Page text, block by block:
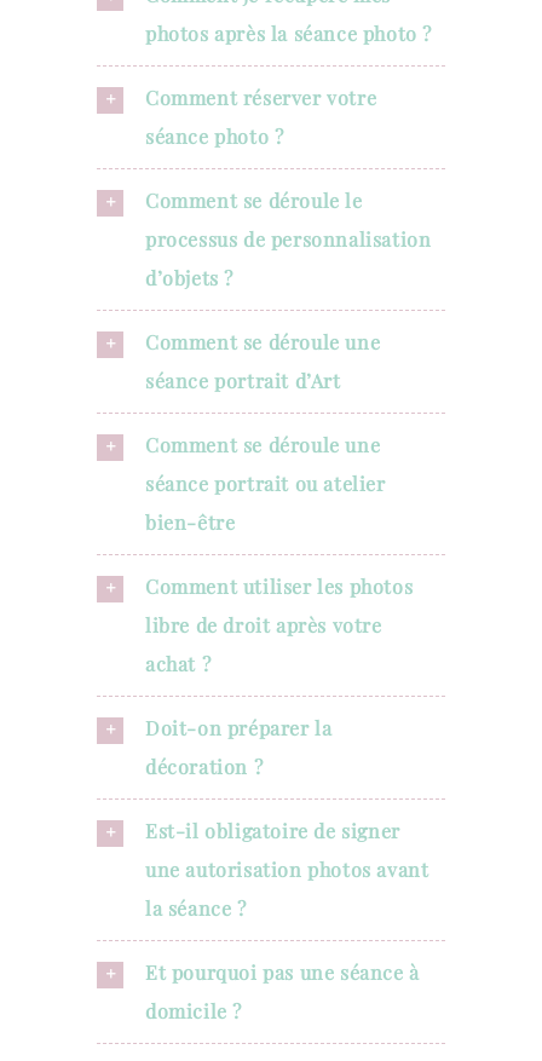
photos après la séance photo ?
Comment réserver votre
séance photo ?
Comment se déroule le
processus de personnalisation
d’objets ?
Comment se déroule une
séance portrait d’Art
Comment se déroule une
séance portrait ou atelier
bien-être
Comment utiliser les photos
libre de droit après votre
achat ?
Doit-on préparer la
décoration ?
Est-il obligatoire de signer
une autorisation photos avant
la séance ?
Et pourquoi pas une séance à
domicile ?